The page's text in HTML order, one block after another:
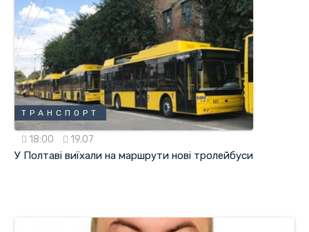
ТРАНСПОРТ
18:00 19.07
У Полтаві виїхали на маршрути нові тролейбуси